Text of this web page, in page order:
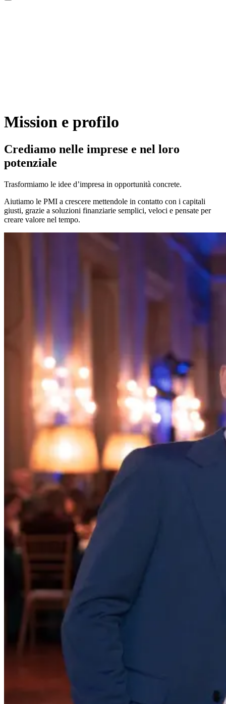
Mission e profilo
Crediamo nelle imprese e nel loro
potenziale
Trasformiamo le idee d’impresa in opportunità concrete.
Aiutiamo le PMI a crescere mettendole in contatto con i capitali
giusti, grazie a soluzioni finanziarie semplici, veloci e pensate per
creare valore nel tempo.